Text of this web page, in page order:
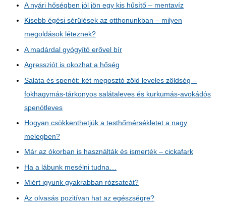
A nyári hőségben jól jön egy kis hűsítő – mentavíz
Kisebb égési sérülések az otthonunkban – milyen
megoldások léteznek?
A madárdal gyógyító erővel bír
Agressziót is okozhat a hőség
Saláta és spenót: két megosztó zöld leveles zöldség –
fokhagymás-tárkonyos salátaleves és kurkumás-avokádós
spenótleves
Hogyan csökkenthetjük a testhőmérsékletet a nagy
melegben?
Már az ókorban is használták és ismerték – cickafark
Ha a lábunk mesélni tudna…
Miért igyunk gyakrabban rózsateát?
Az olvasás pozitívan hat az egészségre?